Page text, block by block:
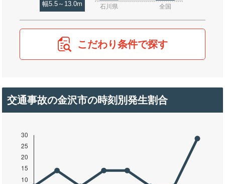
幅5.5～13.0m 石川県 全国
こだわり条件で探す
交通事故の金沢市の時刻別発生割合